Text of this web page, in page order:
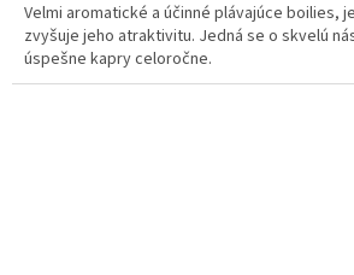
Velmi aromatické a účinné plávajúce boilies,
zvyšuje jeho atraktivitu. Jedná se o skvelú
úspešne kapry celoročne.